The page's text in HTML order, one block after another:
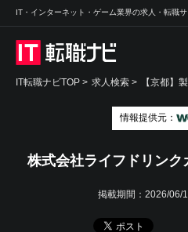
IT・インターネット・ゲーム業界の求人・転職サ
IT転職ナビTOP > 求人検索 > 【京都】
情報提供元：
株式会社ライフドリンク
掲載期間： 2026/06/